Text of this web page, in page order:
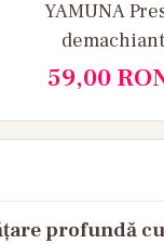
YAMUNA
59,00
profundă